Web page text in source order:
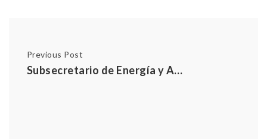
Previous Post
Subsecretario de Energía y AgenciaSE entregan primeros certificados CAPE a empresas y edificios públicos